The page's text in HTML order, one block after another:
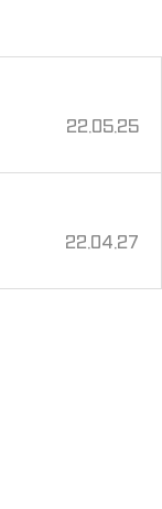
22.05.25
22.04.27